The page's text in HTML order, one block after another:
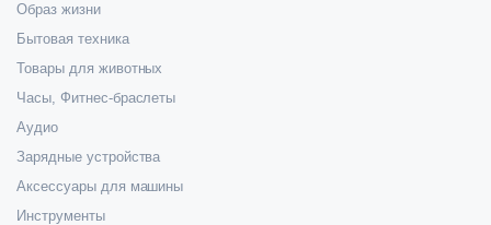
Образ жизни
Бытовая техника
Товары для животных
Часы, Фитнес-браслеты
Аудио
Зарядные устройства
Аксессуары для машины
Инструменты